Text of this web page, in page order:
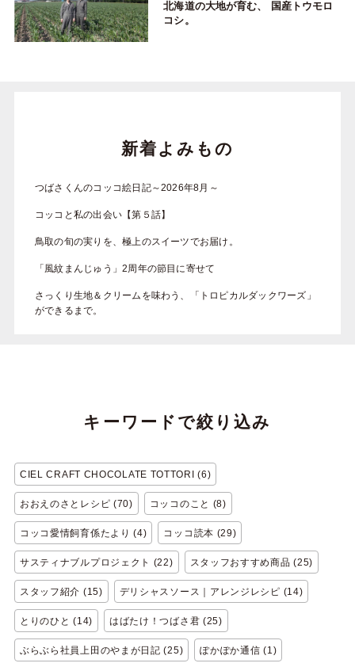
北海道の大地が育む、 国産トウモロ
コシ。
新着よみもの
つばさくんのコッコ絵日記～2026年8月～
コッコと私の出会い【第５話】
鳥取の旬の実りを、極上のスイーツでお届け。
「風紋まんじゅう」2周年の節目に寄せて
さっくり生地＆クリームを味わう、「トロピカルダックワーズ」
ができるまで。
キーワードで絞り込み
CIEL CRAFT CHOCOLATE TOTTORI (6)
おおえのさとレシピ (70) コッコのこと (8)
コッコ愛情飼育係たより (4) コッコ読本 (29)
サスティナブルプロジェクト (22) スタッフおすすめ商品 (25)
スタッフ紹介 (15) デリシャスソース｜アレンジレシピ (14)
とりのひと (14) はばたけ！つばさ君 (25)
ぶらぶら社員上田のやまが日記 (25) ぽかぽか通信 (1)